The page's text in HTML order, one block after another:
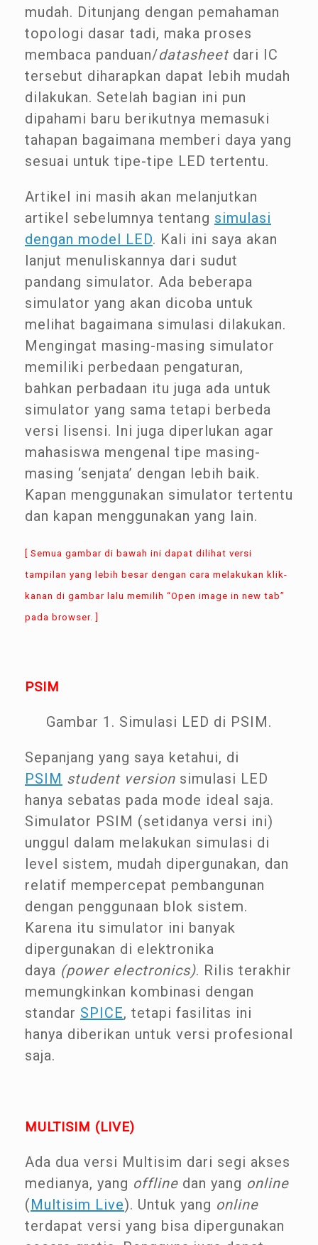
mudah. Ditunjang dengan pemahaman
topologi dasar tadi, maka proses
membaca panduan/datasheetdari IC
tersebut diharapkan dapat lebih mudah
dilakukan. Setelah bagian ini pun
dipahami baru berikutnya memasuki
tahapan bagaimana memberi daya yang
sesuai untuk tipe-tipe LED tertentu.
Artikel ini masih akan melanjutkan
artikel sebelumnya tentang simulasi
dengan model LED. Kali ini saya akan
lanjut menuliskannya dari sudut
pandang simulator. Ada beberapa
simulator yang akan dicoba untuk
melihat bagaimana simulasi dilakukan.
Mengingat masing-masing simulator
memiliki perbedaan pengaturan,
bahkan perbadaan itu juga ada untuk
simulator yang sama tetapi berbeda
versi lisensi. Ini juga diperlukan agar
mahasiswa mengenal tipe masing-
masing ‘senjata’ dengan lebih baik.
Kapan menggunakan simulator tertentu
dan kapan menggunakan yang lain.
[ Semua gambar di bawah ini dapat dilihat versi
tampilan yang lebih besar dengan cara melakukan klik-
kanan di gambar lalu memilih “Open image in new tab”
pada browser. ]
PSIM
Gambar 1. Simulasi LED di PSIM.
Sepanjang yang saya ketahui, di
PSIM student version simulasi LED
hanya sebatas pada mode ideal saja.
Simulator PSIM (setidanya versi ini)
unggul dalam melakukan simulasi di
level sistem, mudah dipergunakan, dan
relatif mempercepat pembangunan
dengan penggunaan blok sistem.
Karena itu simulator ini banyak
dipergunakan di elektronika
daya (power electronics). Rilis terakhir
memungkinkan kombinasi dengan
standar SPICE, tetapi fasilitas ini
hanya diberikan untuk versi profesional
saja.
MULTISIM (LIVE)
Ada dua versi Multisim dari segi akses
medianya, yang offline dan yang online
(Multisim Live). Untuk yang online
terdapat versi yang bisa dipergunakan